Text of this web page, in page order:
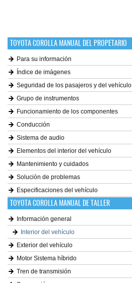
TOYOTA COROLLA MANUAL DEL PROPETARIO
Para su información
Índice de imágenes
Seguridad de los pasajeros y del vehículo
Grupo de instrumentos
Funcionamiento de los componentes
Conducción
Sistema de audio
Elementos del interior del vehículo
Mantenimiento y cuidados
Solución de problemas
Especificaciones del vehículo
TOYOTA COROLLA MANUAL DE TALLER
Información general
Interior del vehículo
Exterior del vehículo
Motor Sistema híbrido
Tren de transmisión